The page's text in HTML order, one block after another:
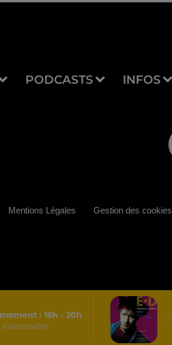
PODCASTS INFOS
: 16h - 20h
s'détendre
Mentions Légales Gestion des cookies